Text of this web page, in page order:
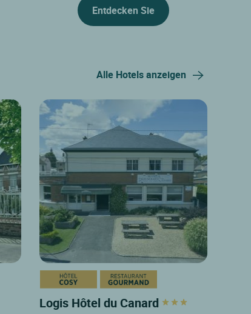
Entdecken Sie
Alle Hotels anzeigen
Logis Hôtel du Canard